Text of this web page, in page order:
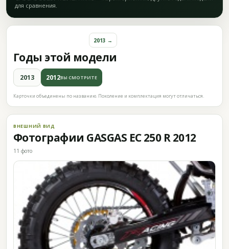
для сравнения.
Годы этой модели
2013 →
2013 2012ВЫ СМОТРИТЕ
Карточки объединены по названию. Поколение и комплектация могут отличаться.
ВНЕШНИЙ ВИД
Фотографии GASGAS EC 250 R 2012
11 фото